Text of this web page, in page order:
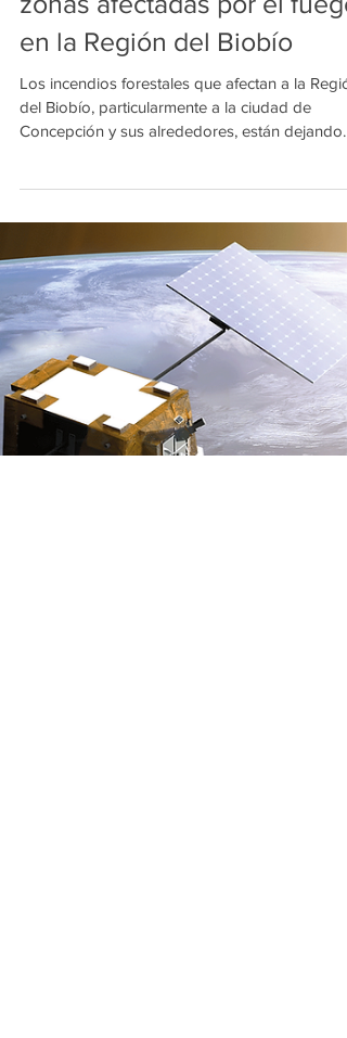
Información satelital de las
zonas afectadas por el fuego
en la Región del Biobío
Los incendios forestales que afectan a la
Concepción y sus alrededores, están dejando
una huella profunda. Según información de
diversos medios de comunicación, el siniestro
provocado decenas de víctimas fatales y
de viviendas destruidas, configurando una de
tragedias más graves asociadas a incendios
forestales en los últimos años. El evento expuso
una realidad conocida pero aún
insuficientemente abordada: los i